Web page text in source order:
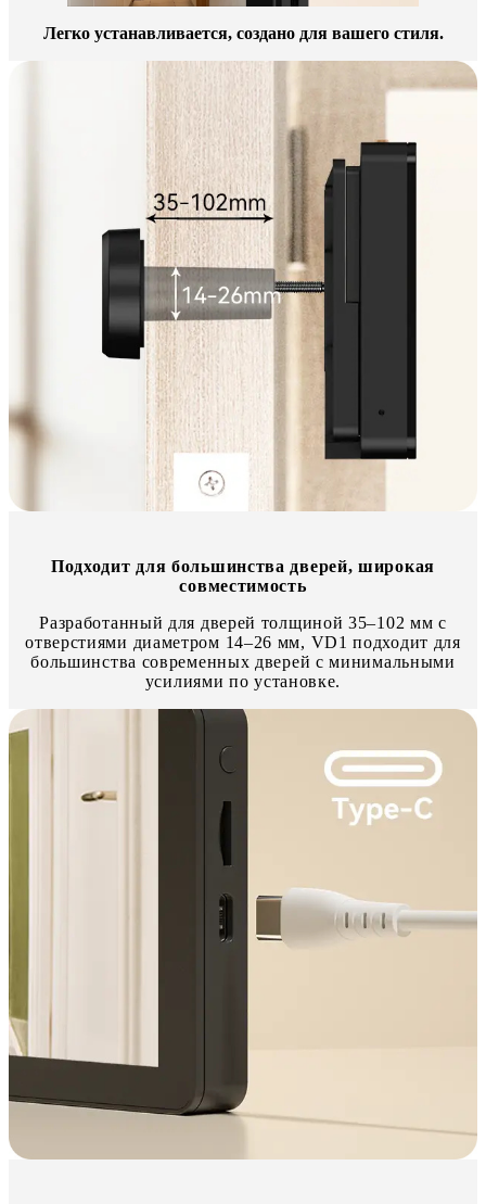
Легко устанавливается, создано для вашего стиля.
Подходит для большинства дверей, широкая
совместимость
Разработанный для дверей толщиной 35–102 мм с
отверстиями диаметром 14–26 мм, VD1 подходит для
большинства современных дверей с минимальными
усилиями по установке.